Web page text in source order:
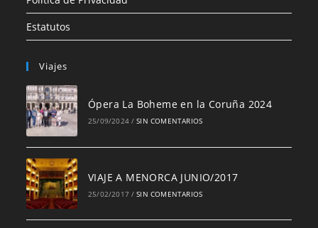
Estatutos
Viajes
Ópera La Boheme en la Coruña 2024
25/09/2024 / SIN COMENTARIOS
VIAJE A MENORCA JUNIO/2017
25/02/2017 / SIN COMENTARIOS